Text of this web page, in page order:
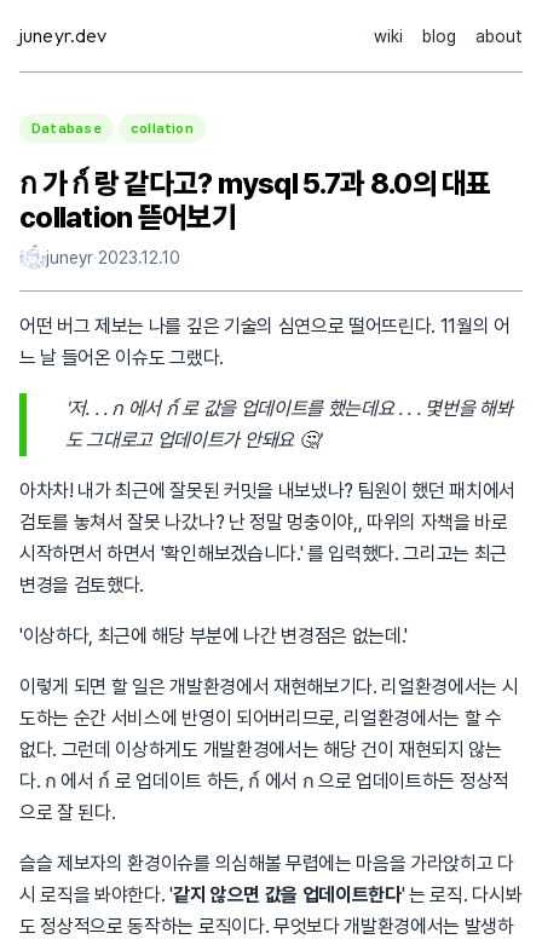
to
content
juneyr.dev wiki blog about
Database collation
ก 가 ก์ 랑 같다고? mysql 5.7과 8.0의 대표
collation 뜯어보기
juneyr·2023.12.10
어떤 버그 제보는 나를 깊은 기술의 심연으로 떨어뜨린다. 11월의 어
느 날 들어온 이슈도 그랬다.
'저. . . ก 에서 ก์ 로 값을 업데이트를 했는데요 . . . 몇번을 해봐
도 그대로고 업데이트가 안돼요 🤔'
아차차! 내가 최근에 잘못된 커밋을 내보냈나? 팀원이 했던 패치에서
검토를 놓쳐서 잘못 나갔나? 난 정말 멍충이야,, 따위의 자책을 바로
시작하면서 하면서 '확인해보겠습니다.' 를 입력했다. 그리고는 최근
변경을 검토했다.
'이상하다, 최근에 해당 부분에 나간 변경점은 없는데.'
이렇게 되면 할 일은 개발환경에서 재현해보기다. 리얼환경에서는 시
도하는 순간 서비스에 반영이 되어버리므로, 리얼환경에서는 할 수
없다. 그런데 이상하게도 개발환경에서는 해당 건이 재현되지 않는
다. ก 에서 ก์ 로 업데이트 하든, ก์ 에서 ก 으로 업데이트하든 정상적
으로 잘 된다.
슬슬 제보자의 환경이슈를 의심해볼 무렵에는 마음을 가라앉히고 다
시 로직을 봐야한다. '같지 않으면 값을 업데이트한다' 는 로직. 다시봐
도 정상적으로 동작하는 로직이다. 무엇보다 개발환경에서는 발생하